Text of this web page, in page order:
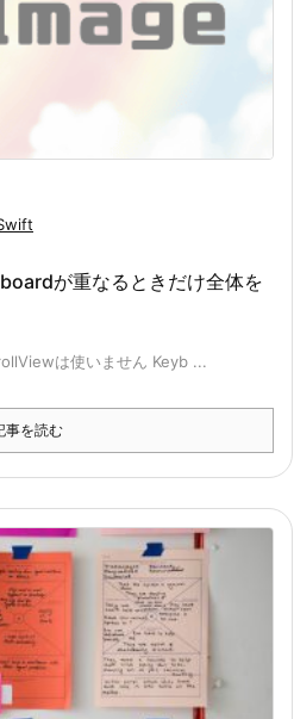
が重なるときだけ全体を
は使いません Keyb ...
事を読む